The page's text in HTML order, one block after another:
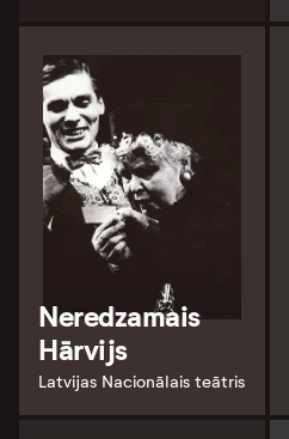
Neredzamais
Hārvijs
Latvijas Nacionālais teātris